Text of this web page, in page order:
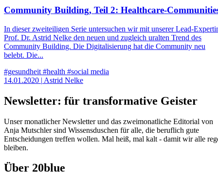
Community Building, Teil 2: Healthcare-
In dieser zweiteiligen Serie untersuchen wir mit unserer Lead-
Prof. Dr. Astrid Nelke den neuen und zugleich uralten Trend des
Community Building. Die Digitalisierung hat die Community neu
belebt. Die...
#gesundheit #health #social media
14.01.2020 | Astrid Nelke
Newsletter: für transformative Geister
Unser monatlicher Newsletter und das zweimonatliche Editorial von
Anja Mutschler sind Wissensduschen für alle, die beruflich gute
Entscheidungen treffen wollen. Mal heiß, mal kalt - damit wir alle
bleiben.
Über 20blue